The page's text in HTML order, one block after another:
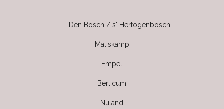
Den Bosch / s' Hertogenbosch
Maliskamp
Empel
Berlicum
Nuland